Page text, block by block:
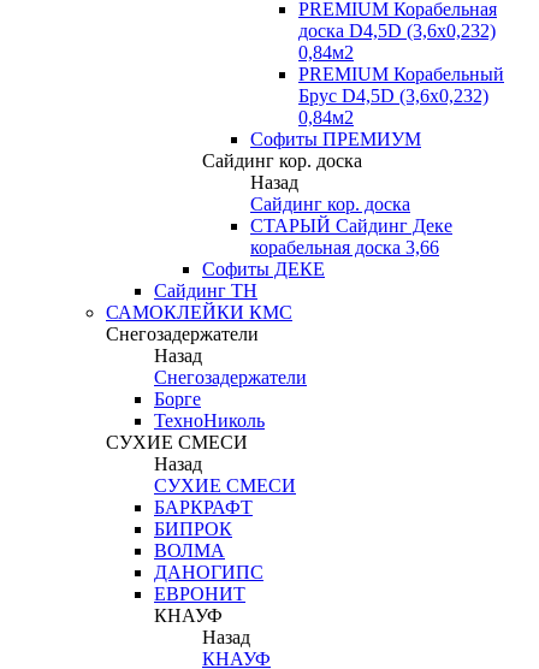
PREMIUM Корабельная
доска D4,5D (3,6х0,232)
0,84м2
PREMIUM Корабельный
Брус D4,5D (3,6х0,232)
0,84м2
Софиты ПРЕМИУМ
Сайдинг кор. доска
Назад
Сайдинг кор. доска
СТАРЫЙ Сайдинг Деке
корабельная доска 3,66
Софиты ДЕКЕ
Сайдинг ТН
САМОКЛЕЙКИ КМС
Снегозадержатели
Назад
Снегозадержатели
Борге
ТехноНиколь
СУХИЕ СМЕСИ
Назад
СУХИЕ СМЕСИ
БАРКРАФТ
БИПРОК
ВОЛМА
ДАНОГИПС
ЕВРОНИТ
КНАУФ
Назад
КНАУФ